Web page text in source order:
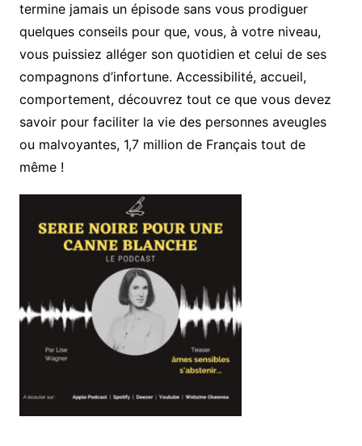
termine jamais un épisode sans vous prodiguer
quelques conseils pour que, vous, à votre niveau,
vous puissiez alléger son quotidien et celui de ses
compagnons d’infortune. Accessibilité, accueil,
comportement, découvrez tout ce que vous devez
savoir pour faciliter la vie des personnes aveugles
ou malvoyantes, 1,7 million de Français tout de
même !